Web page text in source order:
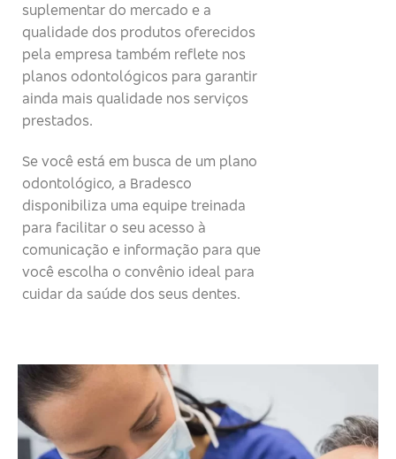
suplementar do mercado e a
qualidade dos produtos oferecidos
pela empresa também reflete nos
planos odontológicos para garantir
ainda mais qualidade nos serviços
prestados.
Se você está em busca de um plano
odontológico, a Bradesco
disponibiliza uma equipe treinada
para facilitar o seu acesso à
comunicação e informação para que
você escolha o convênio ideal para
cuidar da saúde dos seus dentes.